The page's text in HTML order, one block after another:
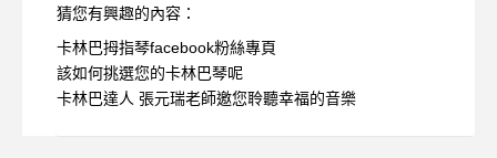
猜您有興趣的內容：
卡林巴拇指琴facebook粉絲專頁
該如何挑選您的卡林巴琴呢
卡林巴達人 張元瑞老師邀您聆聽幸福的音樂